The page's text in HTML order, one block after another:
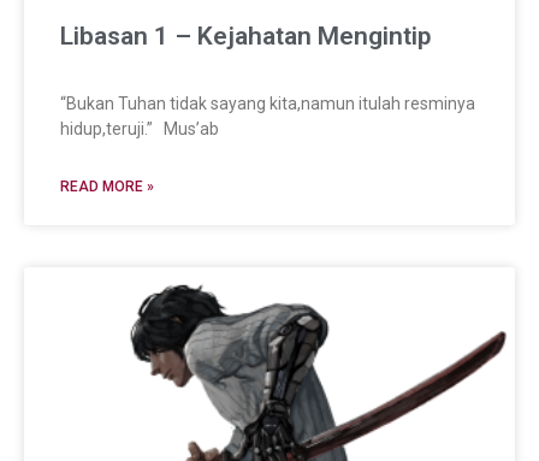
Libasan 1 – Kejahatan Mengintip
“Bukan Tuhan tidak sayang kita,namun itulah resminya
hidup,teruji.” Mus’ab
READ MORE »